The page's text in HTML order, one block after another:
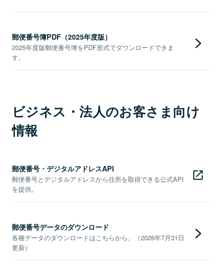
郵便番号簿PDF（2025年度版）
2025年度版郵便番号簿をPDF形式でダウンロードできま
す。
ビジネス・法人のお客さま向け
情報
郵便番号・デジタルアドレスAPI
郵便番号とデジタルアドレスから住所を取得できる公式API
を提供。
郵便番号データのダウンロード
各種データのダウンロードはこちらから。（2026年7月31日
更新）